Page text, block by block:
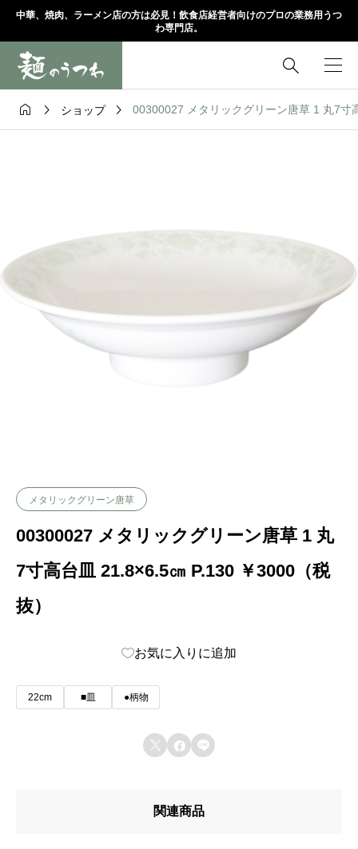
中華、焼肉、ラーメン店の方は必見！飲食店経営者向けのプロの業務用うつ
わ専門店。

  ショップ  00300027 メタリックグリーン唐草 1 丸7
メタリックグリーン唐草
00300027 メタリックグリーン唐草 1 丸
7寸高台皿 21.8×6.5㎝ P.130 ￥3000（税
抜）
お気に入りに追加
22cm ■皿 ●柄物
  
関連商品